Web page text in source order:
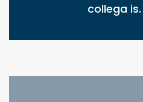
collega is.